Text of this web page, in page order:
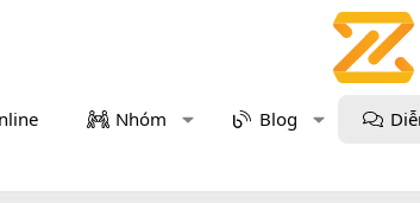
Nhóm Blog